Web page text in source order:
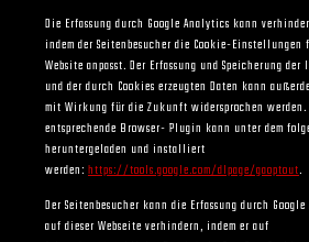
Die Erfassung durch Google Analytics kann
indem der Seitenbesucher die Cookie-Einstellungen
Website anpasst. Der Erfassung und Speicherung der
und der durch Cookies erzeugten Daten kann
mit Wirkung für die Zukunft widersprochen werden.
entsprechende Browser- Plugin kann unter dem
heruntergeladen und installiert
werden: https://tools.google.com/dlpage/gaoptout.
Der Seitenbesucher kann die Erfassung durch
auf dieser Webseite verhindern, indem er auf